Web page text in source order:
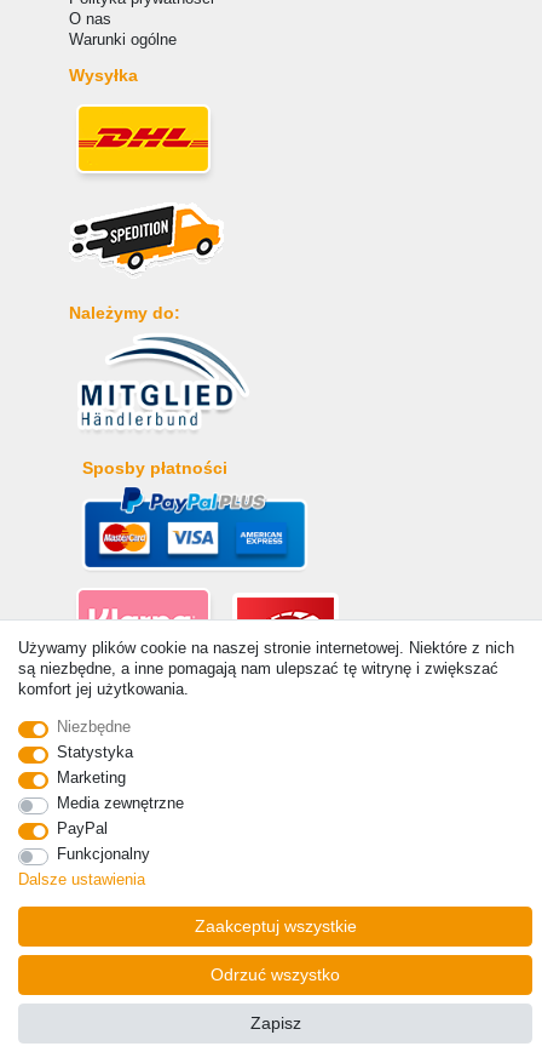
O nas
Warunki ogólne
Wysyłka
Należymy do:
Sposby płatności
zawierają ustawę 19% VAT Ceny podstawowe zobacz szczegóły
artykułu | * Dotyczy dostaw do Polski!
Odstąp od umowy tutaj
Używamy plików cookie na naszej stronie internetowej. Niektóre z nich
są niezbędne, a inne pomagają nam ulepszać tę witrynę i zwiększać
komfort jej użytkowania.
Niezbędne
Statystyka
Marketing
Media zewnętrzne
PayPal
Funkcjonalny
Dalsze ustawienia
Zaakceptuj wszystkie
Odrzuć wszystko
Zapisz